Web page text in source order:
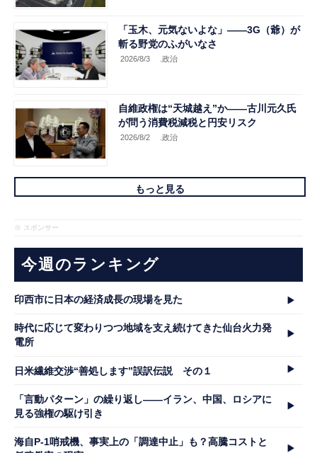
「玉木、元気ないよな」――3G（爺）が
斬る野党のふがいなさ
2026/8/3 .政治
自維政権は“天城越え”か――古川元久氏
が問う消費税減税と円安リスク
2026/8/2 .政治
もっと見る
※ スポンサー
今週のランキング
印西市に日本の経済成長の現場を見た
時代に応じて変わりつつ地域を支え続けてきた仙台火力発
電所
日米繊維交渉“善処します”誤訳伝説 その１
「言動パターン」の繰り返し――イラン、中国、ロシアに
見る強権の駆け引き
海自P-1哨戒機、事実上の「調達中止」も？高騰コストと